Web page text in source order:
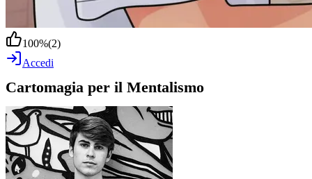
100%(2)
Accedi
Cartomagia per il Mentalismo